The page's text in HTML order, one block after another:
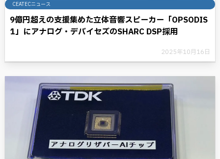
CEATECニュース
9億円超えの支援集めた立体音響スピーカー「OPSODIS
1」にアナログ・デバイセズのSHARC DSP採用
2025年10月16日